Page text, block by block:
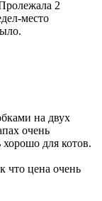
2
место
на двух
очень
для котов.
что цена очень